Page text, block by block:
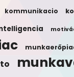
kommunikacio